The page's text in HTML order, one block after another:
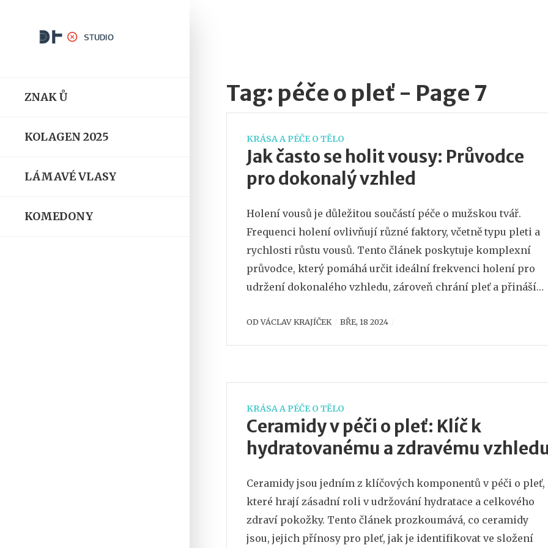
ZNAK Ů
KOLAGEN 2025
LÁMAVÉ VLASY
KOMEDONY
Tag: péče o pleť - Page 7
KRÁSA A PÉČE O TĚLO
Jak často se holit vousy: Průvodce
pro dokonalý vzhled
Holení vousů je důležitou součástí péče o mužskou tvář.
Frequenci holení ovlivňují různé faktory, včetně typu pleti a
rychlosti růstu vousů. Tento článek poskytuje komplexní
průvodce, který pomáhá určit ideální frekvenci holení pro
udržení dokonalého vzhledu, zároveň chrání pleť a přináší
zlepší.
ODVÁCLAV KRAJÍČEK BŘE, 18 2024
KRÁSA A PÉČE O TĚLO
Ceramidy v péči o pleť: Klíč k
hydratovanému a zdravému
Ceramidy jsou jedním z klíčových komponentů v péči o pleť,
které hrají zásadní roli v udržování hydratace a celkového
zdraví pokožky. Tento článek prozkoumává, co ceramidy
jsou, jejich přínosy pro pleť, jak je identifikovat ve složení